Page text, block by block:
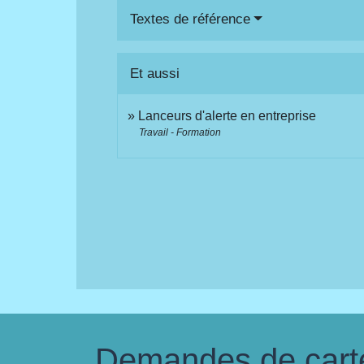
Textes de référence
Et aussi
Lanceurs d'alerte en entreprise
Travail - Formation